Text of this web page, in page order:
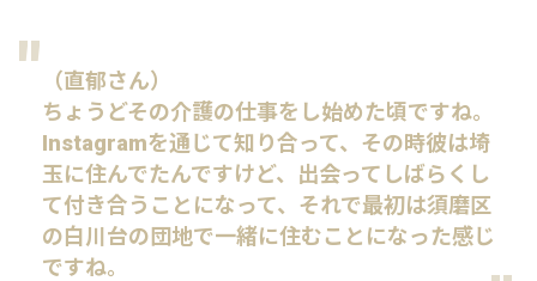
（直郁さん）
ちょうどその介護の仕事をし始めた頃ですね。
Instagramを通じて知り合って、その時彼は埼
玉に住んでたんですけど、出会ってしばらくし
て付き合うことになって、それで最初は須磨区
の白川台の団地で一緒に住むことになった感じ
ですね。